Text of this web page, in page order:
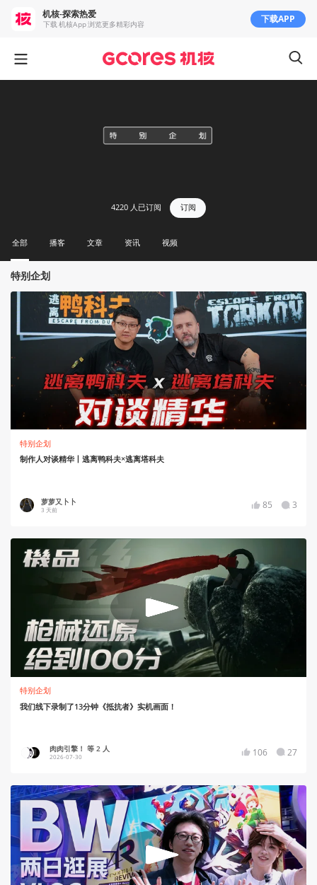
4220 人已订阅 订阅
全部 播客 文章 资讯 视频
特别企划
特别企划
制作人对谈精华丨逃离鸭科夫×逃离塔科夫
萝萝又卜卜
3 天前 85 3
特别企划
我们线下录制了13分钟《抵抗者》实机画面！
肉肉引擎！ 等 2 人
2026-07-30 106 27
机核-探索热爱
下载 机核App 浏览更多精彩内容 下载APP